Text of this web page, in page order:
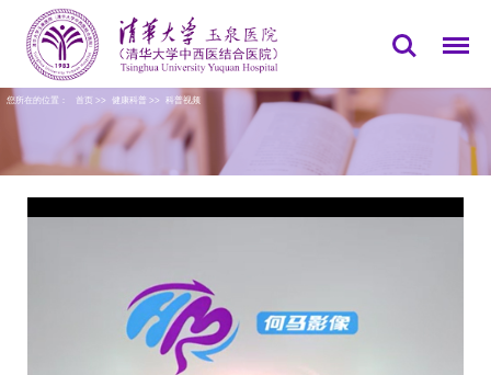
您所在的位置： 首页 >> 健康科普 >> 科普视频